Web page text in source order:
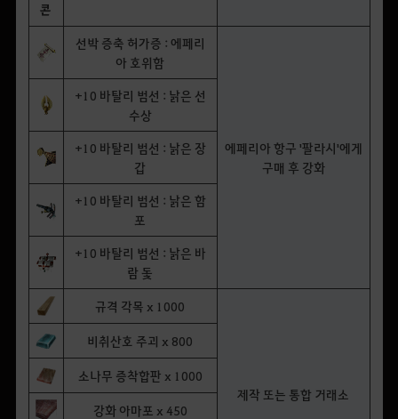
콘
선박 증축 허가증 : 에페리
아 호위함
에페리아 항구 '팔라시'에게
구매 후 강화
+10 바탈리 범선 : 낡은 선
수상
+10 바탈리 범선 : 낡은 장
갑
+10 바탈리 범선 : 낡은 함
포
+10 바탈리 범선 : 낡은 바
람 돛
규격 각목 x 1000
제작 또는 통합 거래소
비취산호 주괴 x 800
소나무 증착합판 x 1000
강화 아마포 x 450